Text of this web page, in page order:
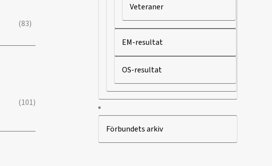
(83)
(101)
Veteraner
EM-resultat
OS-resultat
Förbundets arkiv